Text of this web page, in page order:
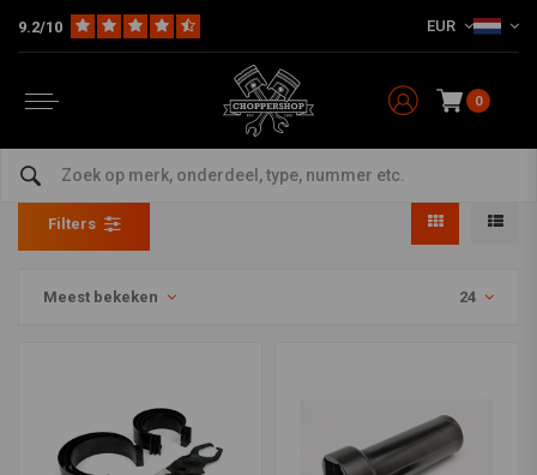
9.2/10 EUR
0
George's Garage
Home Merken George's Garage
Filters
Meest bekeken 24